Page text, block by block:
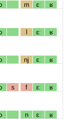
m ɛː ʁ
l ɛː ʁ
nj ɛː ʁ
s f ɛː ʁ
n ɛː ʁ